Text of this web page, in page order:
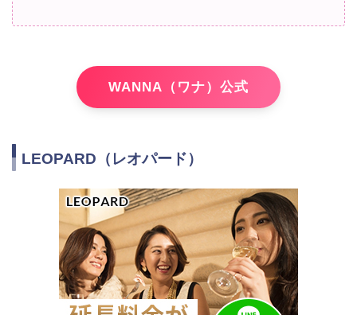
WANNA（ワナ）公式
LEOPARD（レオパード）